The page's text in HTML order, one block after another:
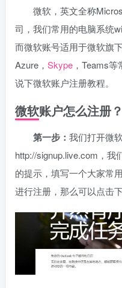
微软，英文全称
司，我们常用的电脑系统
而微软账号适用于微软旗
Azure， Skype ，Teams
说下微软账户注册教程。
微软账户怎么注册？
第一步： 我们打开微
http://signup.live.com，我
的提示，填写一个大家常
进行注册，那么可以点击